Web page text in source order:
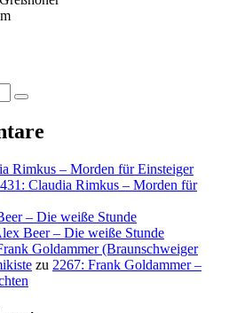
Suchen
Rimkus – Morden für Einsteiger
Claudia Rimkus – Morden für
– Die weiße Stunde
Beer – Die weiße Stunde
Goldammer (Braunschweiger
zu 2267: Frank Goldammer –